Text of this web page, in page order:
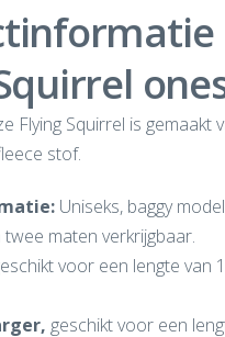
Flying Squirrel is gemaakt
stof.
Uniseks, baggy
twee maten verkrijgbaar.
voor een lengte van
geschikt voor een